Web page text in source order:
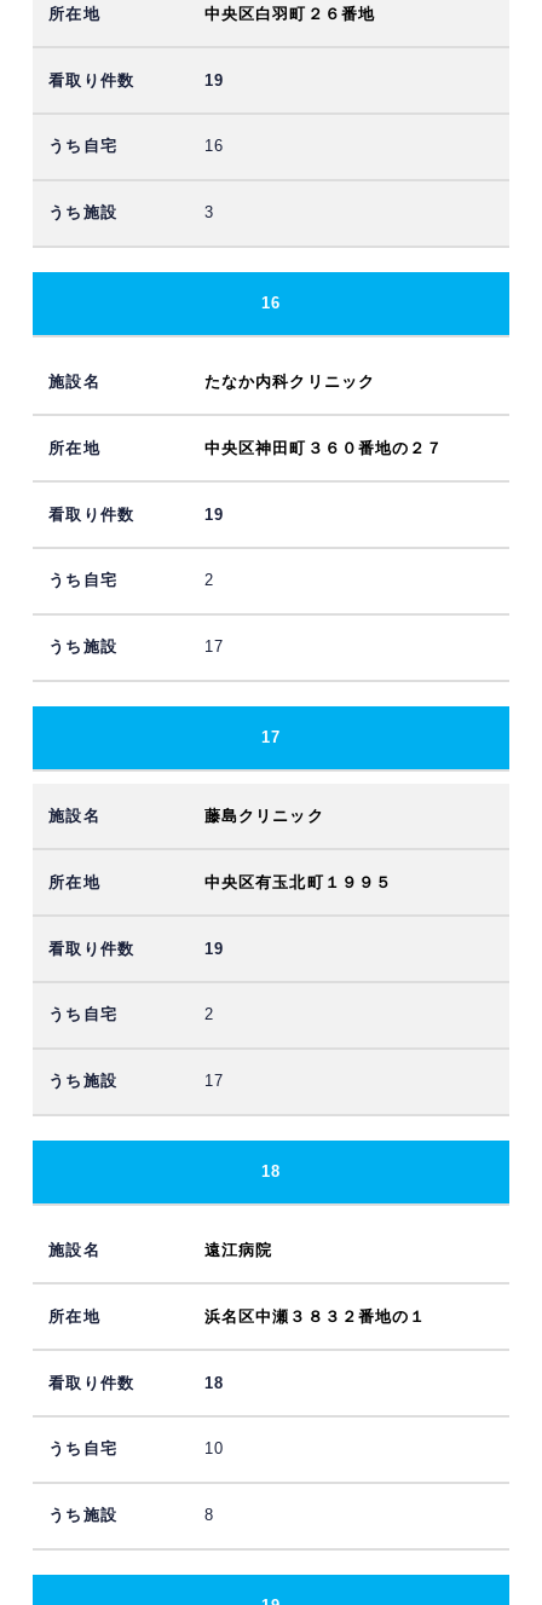
中央区白羽町２６番地
19
16
3
16
たなか内科クリニック
中央区神田町３６０番地の２７
19
2
17
17
藤島クリニック
中央区有玉北町１９９５
19
2
17
18
遠江病院
浜名区中瀬３８３２番地の１
18
10
8